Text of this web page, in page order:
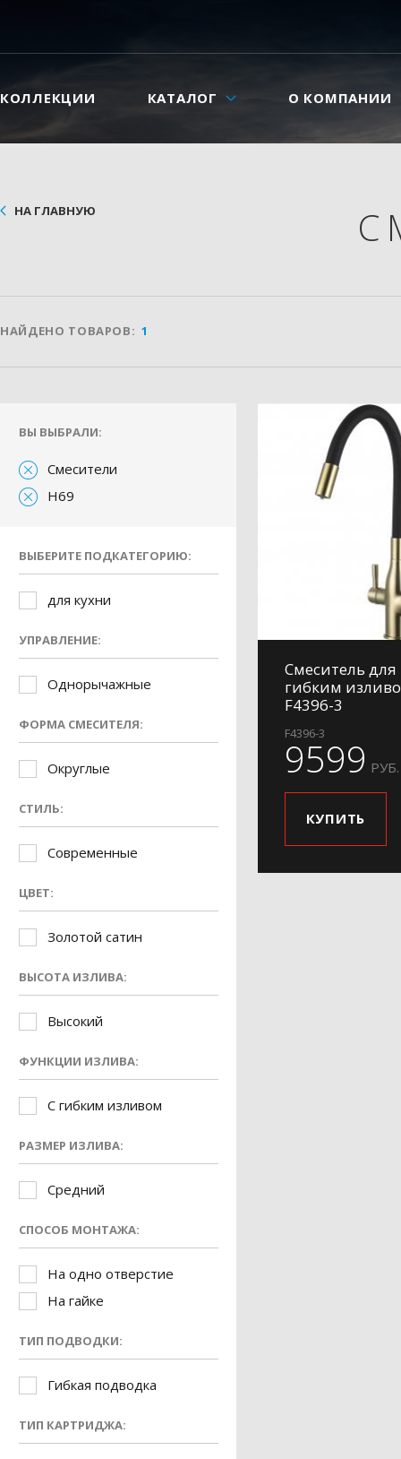
КОЛЛЕКЦИИ КАТАЛОГ О КОМПАНИИ
НА ГЛАВНУЮ
НАЙДЕНО ТОВАРОВ: 1
ВЫ ВЫБРАЛИ:
Смесители
H69
ВЫБЕРИТЕ ПОДКАТЕГОРИЮ:
для кухни
УПРАВЛЕНИЕ:
Однорычажные
ФОРМА СМЕСИТЕЛЯ:
Округлые
СТИЛЬ:
Современные
ЦВЕТ:
Золотой сатин
ВЫСОТА ИЗЛИВА:
Высокий
ФУНКЦИИ ИЗЛИВА:
С гибким изливом
РАЗМЕР ИЗЛИВА:
Средний
СПОСОБ МОНТАЖА:
На одно отверстие
На гайке
ТИП ПОДВОДКИ:
Гибкая подводка
ТИП КАРТРИДЖА:
Смеситель для
гибким
F4396-3
F4396-3
9599 РУБ.
КУПИТЬ